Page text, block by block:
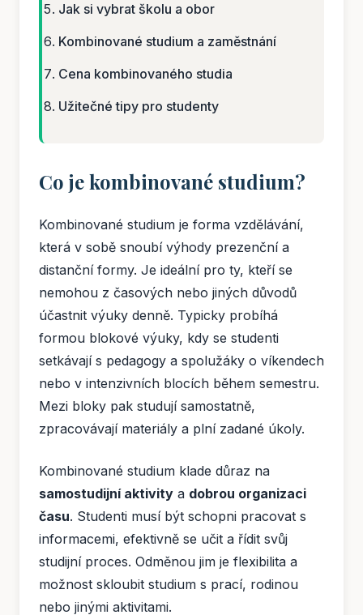
Jak si vybrat školu a obor
Kombinované studium a zaměstnání
Cena kombinovaného studia
Užitečné tipy pro studenty
Co je kombinované studium?
Kombinované studium je forma vzdělávání,
která v sobě snoubí výhody prezenční a
distanční formy. Je ideální pro ty, kteří se
nemohou z časových nebo jiných důvodů
účastnit výuky denně. Typicky probíhá
formou blokové výuky, kdy se studenti
setkávají s pedagogy a spolužáky o víkendech
nebo v intenzivních blocích během semestru.
Mezi bloky pak studují samostatně,
zpracovávají materiály a plní zadané úkoly.
Kombinované studium klade důraz na
samostudijní aktivity a dobrou organizaci
času. Studenti musí být schopni pracovat s
informacemi, efektivně se učit a řídit svůj
studijní proces. Odměnou jim je flexibilita a
možnost skloubit studium s prací, rodinou
nebo jinými aktivitami.